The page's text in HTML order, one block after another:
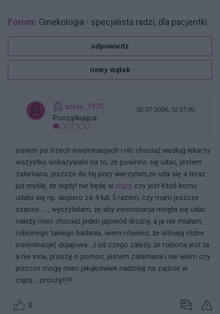
Forum: Ginekologia - specjalista radzi, dla pacjentki
odpowiedz
nowy wątek
aneta_1975
Początkująca
02-07-2006, 12:07:00
jestem po trzech inseminacjach i nic chociaż według lekarzy
wszystko wskazywało na to, że powinno się udac, jestem
załamana, jeszcze do tej pory wierzyłam,że uda się a teraz
już myślę, że nigdy! nie będę w ciąży, czy jest Ktoś komu
udało się np. dopiero za 4 lub 5 razem, czy mam jeszcze
szanse......, wyczytałam, że aby inesminacja mogła się udac
należy miec chociaż jeden jajowód drożny, a ja nie miałam
robionego takiego badania, wiem również, że istnieją różne
inseminacje( dojajowa....) od czego zależy, że robiona jest ta
a nie inna, proszę o pomoc, jestem załamana i nie wiem czy
jeszcze mogę miec jakąkolwiek nadzieję na zajście w
ciążę.....proszę!!!!!
0